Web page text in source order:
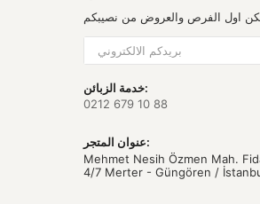
اول الفرص والعروض من نصيبكم
خدمة الزبائن:
0212 679 10 88
عنوان المتجر:
Mehmet Nesih Özmen Mah.
4/7 Merter - Güngören /